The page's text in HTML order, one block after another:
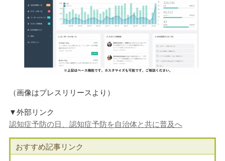
（画像はプレスリリースより）
▼外部リンク
認知症予防の日、認知症予防を自治体と共に普及へ
おすすめ記事リンク